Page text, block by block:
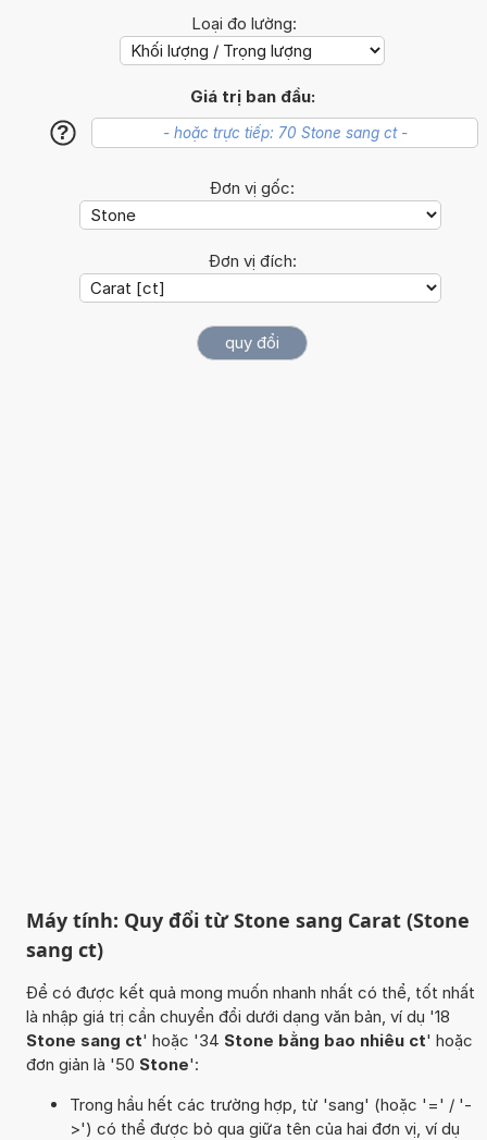
Loại đo lường:
Giá trị ban đầu:
?
Đơn vị gốc:
Đơn vị đích:
Máy tính: Quy đổi từ Stone sang Carat (Stone
sang ct)
Để có được kết quả mong muốn nhanh nhất có thể, tốt nhất
là nhập giá trị cần chuyển đổi dưới dạng văn bản, ví dụ '18
Stone sang ct' hoặc '34 Stone bằng bao nhiêu ct' hoặc
đơn giản là '50 Stone':
Trong hầu hết các trường hợp, từ 'sang' (hoặc '=' / '-
>') có thể được bỏ qua giữa tên của hai đơn vị, ví dụ